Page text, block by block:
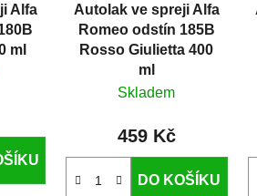
Alfa
ml
Autolak ve spreji Alfa
Romeo odstín 185B
Rosso Giulietta 400
ml
Skladem
459 Kč
DO KOŠÍKU